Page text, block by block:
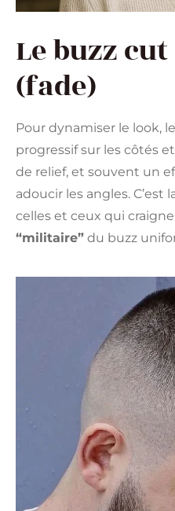
Le buzz
(fade)
Pour dynamiser le look, le
progressif sur les côtés
de relief, et souvent un
adoucir les angles.
celles et ceux qui
“militaire” du buzz